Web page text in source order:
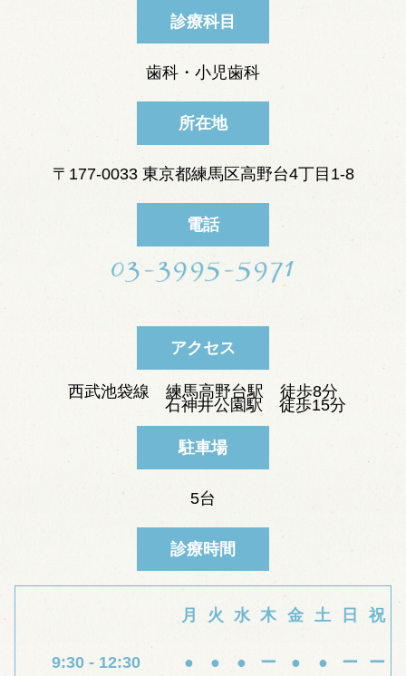
診療科目
歯科・小児歯科
所在地
〒177-0033 東京都練馬区高野台4丁目1-8
電話
アクセス
西武池袋線 練馬高野台駅 徒歩8分
石神井公園駅 徒歩15分
駐車場
5台
診療時間
月 火 水 木 金 土 日 祝
9:30 - 12:30 ● ● ● ー ● ● ー ー